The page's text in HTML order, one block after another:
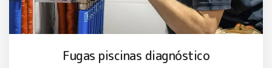
Fugas piscinas diagnóstico